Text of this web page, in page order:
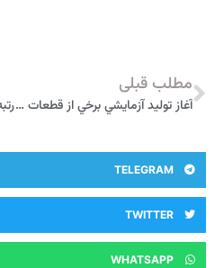
مطلب قبلی
آغاز توليد آزمايشي برخي از قطعات 301 در نصف جهان
TELEGRAM
TWITTER
WHATSAPP